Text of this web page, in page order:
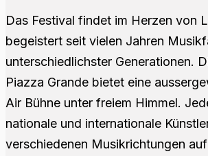
Das Festival findet im Herzen von
begeistert seit vielen Jahren
unterschiedlichster Generationen.
Piazza Grande bietet eine
Air Bühne unter freiem Himmel.
nationale und internationale
verschiedenen Musikrichtungen